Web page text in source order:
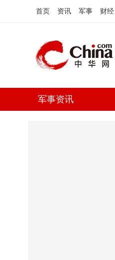
首页 资讯 军事 财经
军事资讯